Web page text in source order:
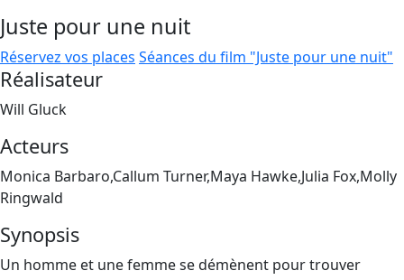
Juste pour une nuit
Réservez vos places Séances du film "Juste pour une nuit"
Réalisateur
Will Gluck
Acteurs
Monica Barbaro,Callum Turner,Maya Hawke,Julia Fox,Molly
Ringwald
Synopsis
Un homme et une femme se démènent pour trouver